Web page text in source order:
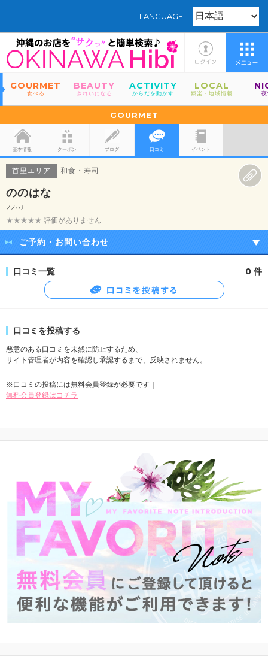
LANGUAGE
GOURMET
食べる
BEAUTY
きれいになる
ACTIVITY
からだを動かす
LOCAL
娯楽・地域情報
GOURMET
基本情報 クーポン ブログ 口コミ イベント
首里エリア 和食・寿司
ののはな
ノノハナ
★★★★★ 評価がありません
ご予約・お問い合わせ
口コミ一覧 0 件
口コミを投稿する
悪意のある口コミを未然に防止するため、
サイト管理者が内容を確認し承認するまで、反映されません。
※口コミの投稿には無料会員登録が必要です｜
無料会員登録はコチラ